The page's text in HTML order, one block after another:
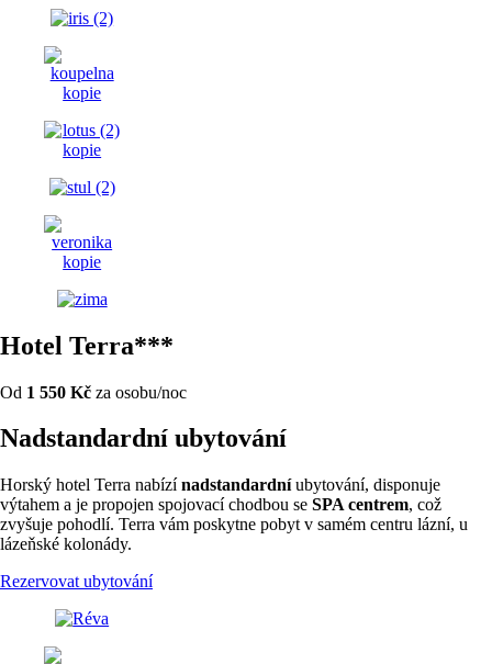
Hotel Terra***
Od 1 550 Kč za osobu/noc
Nadstandardní ubytování
Horský hotel Terra nabízínadstandardníubytování, disponuje
výtahem a je propojen spojovací chodbou se SPA centrem, což
zvyšuje pohodlí. Terra vám poskytne pobyt v samém centru lázní, u
lázeňské kolonády.
Rezervovat ubytování